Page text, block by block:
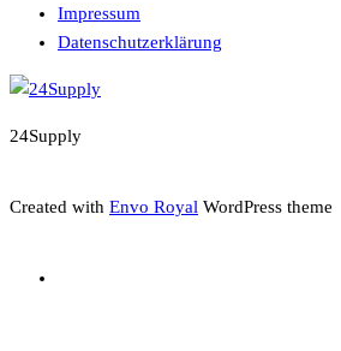
Impressum
Datenschutzerklärung
24Supply
Created with Envo Royal WordPress theme